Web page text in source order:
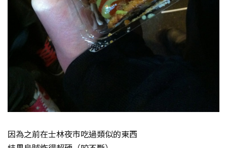
因為之前在士林夜市吃過類似的東西